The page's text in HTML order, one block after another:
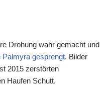
Drohung wahr gemacht und
Palmyra gesprengt. Bilder
2015 zerstörten
Haufen Schutt.